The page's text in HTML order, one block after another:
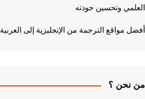
العلمي وتحسين جودته
أفضل مواقع الترجمة من الإنجليزية إلى العربية
من نحن ؟